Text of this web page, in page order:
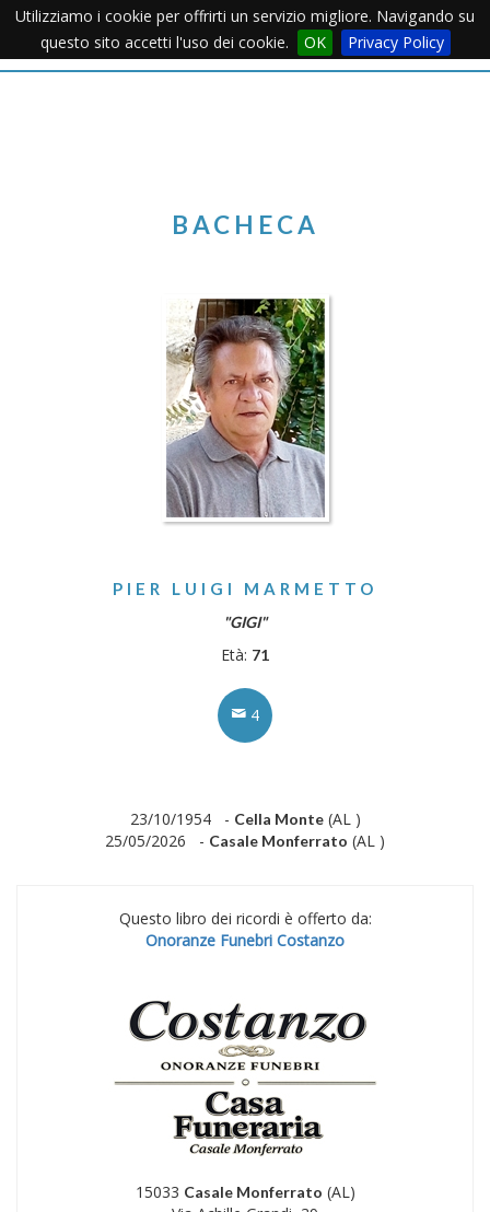
Utilizziamo i cookie per offrirti un servizio migliore. Navigando su
questo sito accetti l'uso dei cookie.
OK Privacy PolicyMenu
BACHECA
PIER LUIGI MARMETTO
"GIGI"
Età: 71
4
23/10/1954 - Cella Monte(AL )
25/05/2026 - Casale Monferrato (AL )
Questo libro dei ricordi è offerto da:
Onoranze Funebri Costanzo
15033 Casale Monferrato (AL)